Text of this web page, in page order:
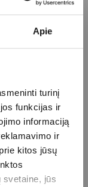
Apie
turinį
funkcijas ir
informaciją
ir
kitos jūsų
svetaine, jūs
o